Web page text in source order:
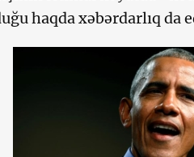
haqda xəbərdarlıq da